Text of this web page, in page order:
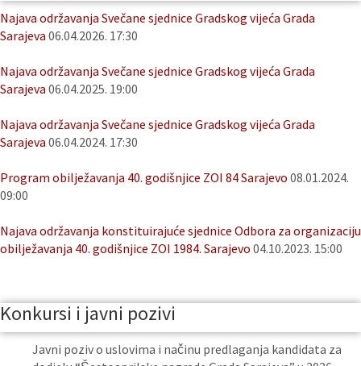
Najava održavanja Svečane sjednice Gradskog vijeća Grada
Sarajeva 06.04.2026. 17:30
Najava održavanja Svečane sjednice Gradskog vijeća Grada
Sarajeva 06.04.2025. 19:00
Najava održavanja Svečane sjednice Gradskog vijeća Grada
Sarajeva 06.04.2024. 17:30
Program obilježavanja 40. godišnjice ZOI 84 Sarajevo 08.01.2024.
09:00
Najava održavanja konstituirajuće sjednice Odbora za organizaciju
obilježavanja 40. godišnjice ZOI 1984. Sarajevo 04.10.2023. 15:00
Konkursi i javni pozivi
Javni poziv o uslovima i načinu predlaganja kandidata za